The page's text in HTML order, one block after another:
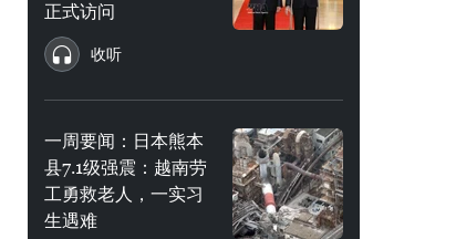
正式访问
收听
一周要闻：日本熊本
县7.1级强震：越南劳
工勇救老人，一实习
生遇难